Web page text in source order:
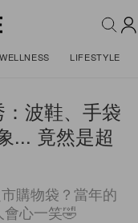
WELLNESS LIFESTYLE
波鞋、手袋
... 竟然是超
購物袋？當年的
心一笑🤣